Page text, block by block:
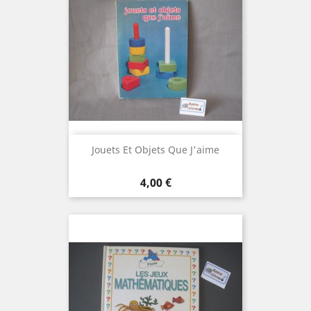
Jouets Et Objets Que J'aime
Prix
4,00 €